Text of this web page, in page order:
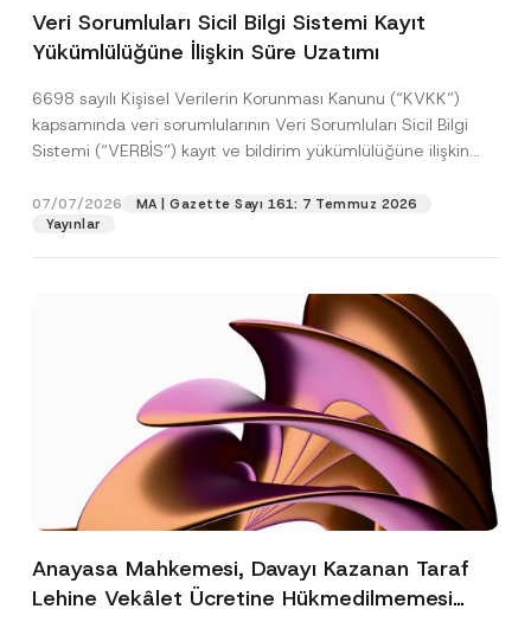
Veri Sorumluları Sicil Bilgi Sistemi Kayıt
Yükümlülüğüne İlişkin Süre Uzatımı
6698 sayılı Kişisel Verilerin Korunması Kanunu (“KVKK”)
kapsamında veri sorumlularının Veri Sorumluları Sicil Bilgi
Sistemi (“VERBİS”) kayıt ve bildirim yükümlülüğüne ilişkin
07/07/2026
MA | Gazette Sayı 161: 7 Temmuz 2026
Yayınlar
Anayasa Mahkemesi, Davayı Kazanan Taraf
Lehine Vekâlet Ücretine Hükmedilmemesi